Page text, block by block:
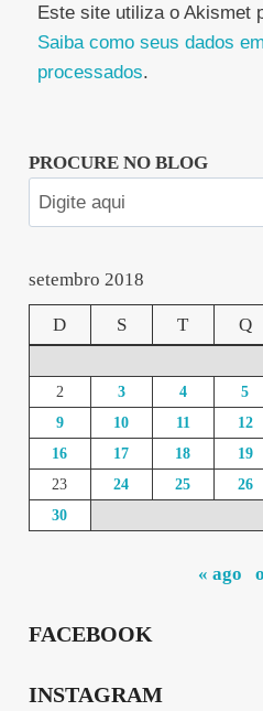
Este site utiliza o Akismet
Saiba como seus dados
processados.
PROCURE NO BLOG
setembro 2018
D S T Q
2
3 4 5
9
10 11 12
16
17 18 19
23
24 25 26
30
« ago
FACEBOOK
INSTAGRAM